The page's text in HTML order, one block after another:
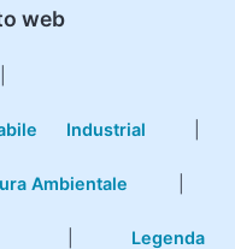
web
Industrial
Ambientale
Legenda